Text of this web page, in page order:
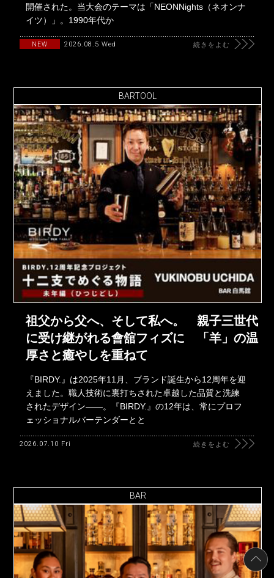
開催された。当大会のテーマは「NEONNights（ネオンナ
イツ）」。1990年代か
NEW 2026.08.5 Wed 続きをよむ
BARTOOL
祖父から父へ、そして私へ。 親子三世代
に受け継がれる會舘フィズに 「羊」の温
厚さと癒やしを重ねて
『BIRDY.』は2025年11月、ブランド誕生から12周年を迎
えました。職人技術に裏打ちされた卓越した品質と洗練
されたデザイン――。『BIRDY.』の12年は、常にプロフ
ェッショナルバーテンダーとと
2026.07.10 Fri 続きをよむ
BAR